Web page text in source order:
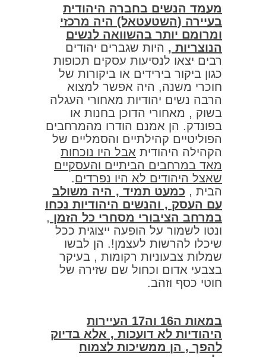
מעמד הנשים בחברה היהודית
בעיירה (השטעטאל) היה מרכזי
ומרומם יותר בהשוואה לנשים
הנוצריות , היות שגברים יהודים
רבים יצאו לנסיעות עסקים תכופות
כגון ביקור בירידים או ביקורות של
חוכרי משנה, היה אפשר למצוא
הרבה נשים יהודיות מאחורי העגלה
בשוק , מאחורי הדוכן בחנות או
בפונדק. הן אמנם הודרו מהמרחבים
הפוליטיים קהילתיים והסמליים של
הקהילה היהודית אבל היו נוכחות
מאד במרחבים הביתיים והעסקיים
שאצל היהודים לא היו נפרדים.
הבית , כמעט תמיד , היה משולב
עם העסק , והנשים היהודיות נכחו
במרחב הציבורי מסחרי כל הזמן ,
ונטו לשמור על הופעה ייצוגית ככל
שיכלו להרשות לעצמן!. הן לבשו
שמלות צבעוניות רקומות , בעיקר
בצבעי אדום וכחול שם שזירה של
חוטי כסף וזהב.
במאות ה16 וה17 העיירות
היהודיות לא דועכות , אלא בדיוק
להפך , הן ממשיכות לצמוח